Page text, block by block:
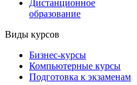
Дистанционное
образование
Виды курсов
Бизнес-курсы
Компьютерные курсы
Подготовка к экзаменам